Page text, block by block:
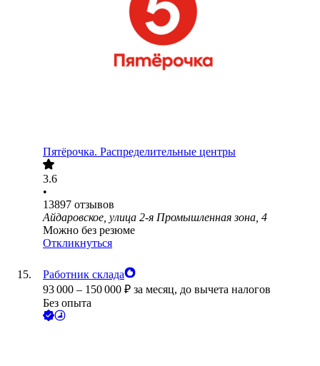
Пятёрочка. Распределительные центры
3.6
•
13897 отзывов
Айдаровское, улица 2-я Промышленная зона, 4
Можно без резюме
Откликнуться
Работник склада
93 000 – 150 000 ₽ за месяц, до вычета налогов
Без опыта